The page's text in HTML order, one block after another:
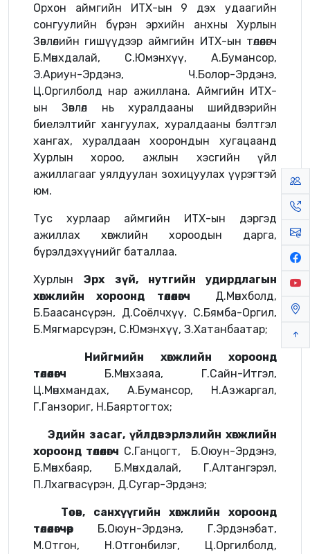
Орхон аймгийн ИТХ-ын 9 дэх удаагийн
сонгуулийн бүрэн эрхийн анхны Хурлын
Зөвлөлийн гишүүдээр аймгийн ИТХ-ын төлөөлөгч
Б.Мөнхдалай, С.Юмэнхүү, А.Бумансор,
Э.Ариун-Эрдэнэ, Ч.Болор-Эрдэнэ,
Ц.Оргилболд нар ажиллана. Аймгийн ИТХ-
ын Зөвлөл нь хуралдааны шийдвэрийн
биелэлтийг хангуулах, хуралдааны бэлтгэл
хангах, хуралдаан хоорондын хугацаанд
Хурлын хороо, ажлын хэсгийн үйл
ажиллагааг уялдуулан зохицуулах үүрэгтэй
юм.
Тус хурлаар аймгийн ИТХ-ын дэргэд
ажиллах хөгжлийн хороодын дарга,
бүрэлдэхүүнийг баталлаа.
ХурлынЭрх зүй, нутгийн удирдлагын
хөгжлийн хороонд төлөөлөгч
Д.Мөнхболд,
Б.Баасансүрэн, Д.Соёлчхүү, С.Бямба-Оргил,
Б.Мягмарсүрэн, С.Юмэнхүү, З.Хатанбаатар;
Нийгмийн хөгжлийн хороонд
төлөөлөгч Б.Мөнхзаяа, Г.Сайн-Итгэл,
Ц.Мөнхмандах, А.Бумансор, Н.Азжаргал,
Г.Ганзориг, Н.Баяртогтох;
Эдийн засаг, үйлдвэрлэлийн хөгжлийн
хороонд төлөөлөгч С.Ганцогт, Б.Оюун-Эрдэнэ,
Б.Мөнхбаяр, Б.Мөнхдалай, Г.Алтангэрэл,
П.Лхагвасүрэн, Д.Сугар-Эрдэнэ;
Төсөв, санхүүгийн хөгжлийн хороонд
төлөөлөгчөөр Б.Оюун-Эрдэнэ, Г.Эрдэнэбат,
М.Отгон, Н.Отгонбилэг, Ц.Оргилболд,